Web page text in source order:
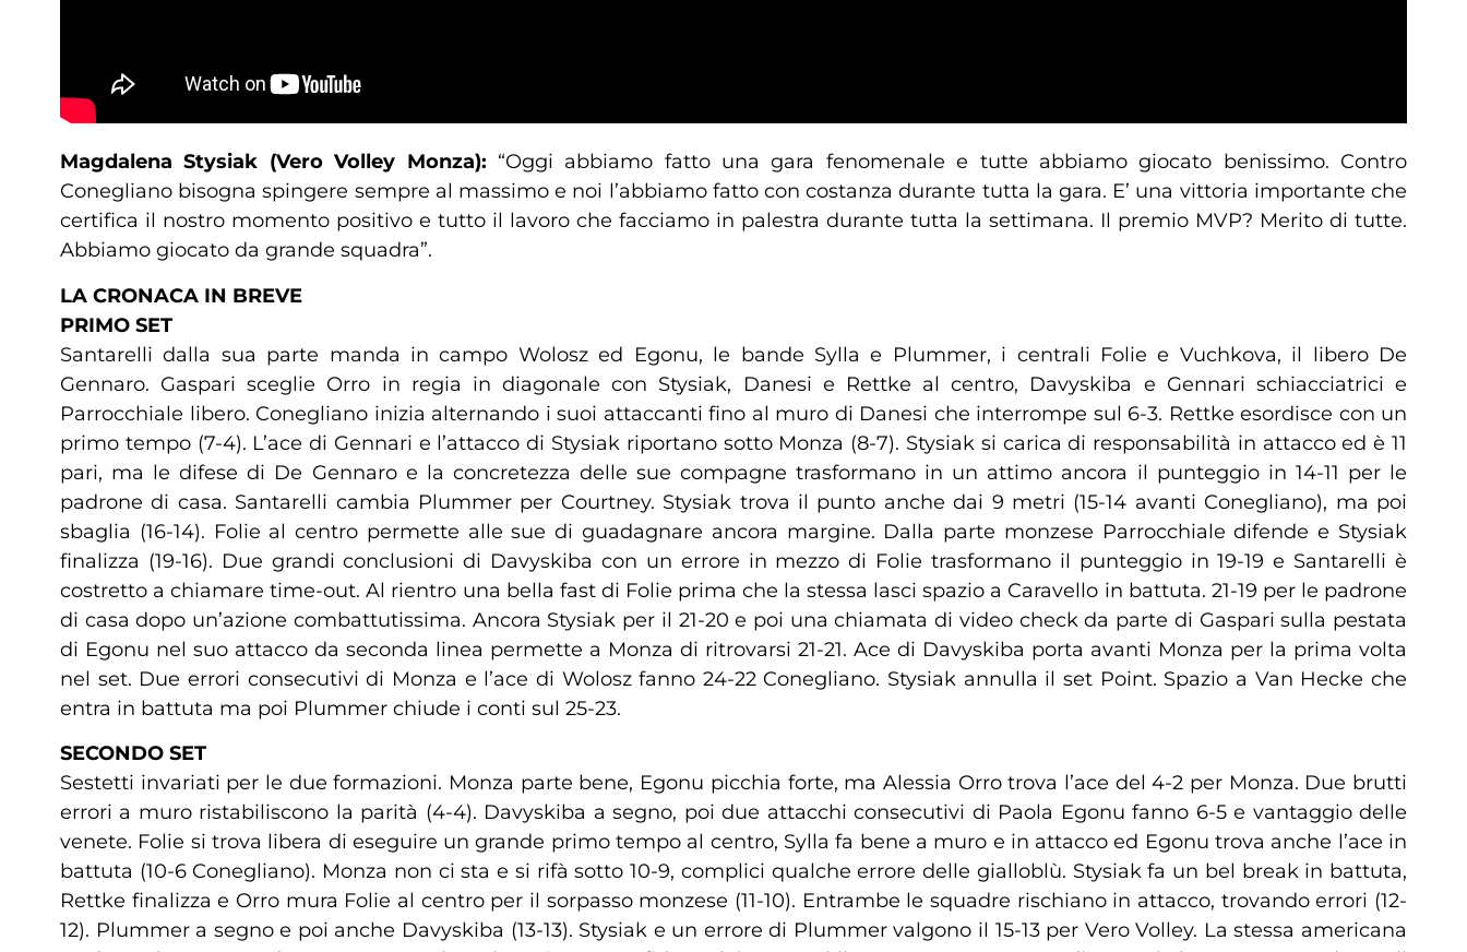
Magdalena Stysiak (Vero Volley Monza): “Oggi abbiamo fatto una gara fenomenale e tutte abbiamo giocato benissimo. Contro
Conegliano bisogna spingere sempre al massimo e noi l’abbiamo fatto con costanza durante tutta la gara. E’ una vittoria importante che
certifica il nostro momento positivo e tutto il lavoro che facciamo in palestra durante tutta la settimana. Il premio MVP? Merito di tutte.
Abbiamo giocato da grande squadra”.
LA CRONACA IN BREVE
PRIMO SET
Santarelli dalla sua parte manda in campo Wolosz ed Egonu, le bande Sylla e Plummer, i centrali Folie e Vuchkova, il libero De
Gennaro. Gaspari sceglie Orro in regia in diagonale con Stysiak, Danesi e Rettke al centro, Davyskiba e Gennari schiacciatrici e
Parrocchiale libero. Conegliano inizia alternando i suoi attaccanti fino al muro di Danesi che interrompe sul 6-3. Rettke esordisce con un
primo tempo (7-4). L’ace di Gennari e l’attacco di Stysiak riportano sotto Monza (8-7). Stysiak si carica di responsabilità in attacco ed è 11
pari, ma le difese di De Gennaro e la concretezza delle sue compagne trasformano in un attimo ancora il punteggio in 14-11 per le
padrone di casa. Santarelli cambia Plummer per Courtney. Stysiak trova il punto anche dai 9 metri (15-14 avanti Conegliano), ma poi
sbaglia (16-14). Folie al centro permette alle sue di guadagnare ancora margine. Dalla parte monzese Parrocchiale difende e Stysiak
finalizza (19-16). Due grandi conclusioni di Davyskiba con un errore in mezzo di Folie trasformano il punteggio in 19-19 e Santarelli è
costretto a chiamare time-out. Al rientro una bella fast di Folie prima che la stessa lasci spazio a Caravello in battuta. 21-19 per le padrone
di casa dopo un’azione combattutissima. Ancora Stysiak per il 21-20 e poi una chiamata di video check da parte di Gaspari sulla pestata
di Egonu nel suo attacco da seconda linea permette a Monza di ritrovarsi 21-21. Ace di Davyskiba porta avanti Monza per la prima volta
nel set. Due errori consecutivi di Monza e l’ace di Wolosz fanno 24-22 Conegliano. Stysiak annulla il set Point. Spazio a Van Hecke che
entra in battuta ma poi Plummer chiude i conti sul 25-23.
SECONDO SET
Sestetti invariati per le due formazioni. Monza parte bene, Egonu picchia forte, ma Alessia Orro trova l’ace del 4-2 per Monza. Due brutti
errori a muro ristabiliscono la parità (4-4). Davyskiba a segno, poi due attacchi consecutivi di Paola Egonu fanno 6-5 e vantaggio delle
venete. Folie si trova libera di eseguire un grande primo tempo al centro, Sylla fa bene a muro e in attacco ed Egonu trova anche l’ace in
battuta (10-6 Conegliano). Monza non ci sta e si rifà sotto 10-9, complici qualche errore delle gialloblù. Stysiak fa un bel break in battuta,
Rettke finalizza e Orro mura Folie al centro per il sorpasso monzese (11-10). Entrambe le squadre rischiano in attacco, trovando errori (12-
12). Plummer a segno e poi anche Davyskiba (13-13). Stysiak e un errore di Plummer valgono il 15-13 per Vero Volley. La stessa americana